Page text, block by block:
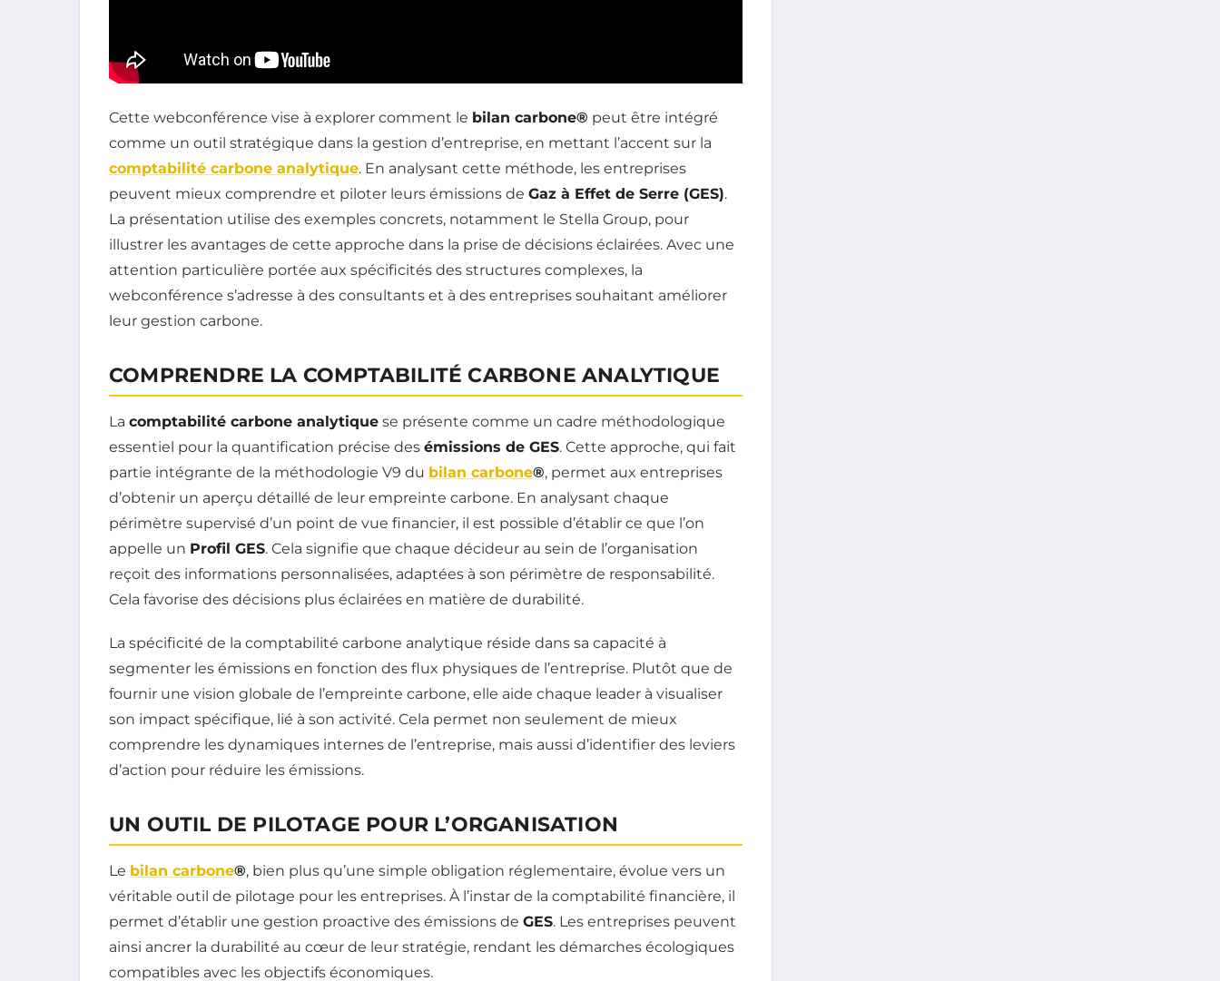
Cette webconférence vise à explorer comment le bilan carbone® peut être intégré
comme un outil stratégique dans la gestion d’entreprise, en mettant l’accent sur la
comptabilité carbone analytique. En analysant cette méthode, les entreprises
peuvent mieux comprendre et piloter leurs émissions de Gaz à Effet de Serre (GES).
La présentation utilise des exemples concrets, notamment le Stella Group, pour
illustrer les avantages de cette approche dans la prise de décisions éclairées. Avec une
attention particulière portée aux spécificités des structures complexes, la
webconférence s’adresse à des consultants et à des entreprises souhaitant améliorer
leur gestion carbone.
COMPRENDRE LA COMPTABILITÉ CARBONE ANALYTIQUE
La comptabilité carbone analytique se présente comme un cadre méthodologique
essentiel pour la quantification précise des émissions de GES. Cette approche, qui fait
partie intégrante de la méthodologie V9 du bilan carbone®, permet aux entreprises
d’obtenir un aperçu détaillé de leur empreinte carbone. En analysant chaque
périmètre supervisé d’un point de vue financier, il est possible d’établir ce que l’on
appelle un Profil GES. Cela signifie que chaque décideur au sein de l’organisation
reçoit des informations personnalisées, adaptées à son périmètre de responsabilité.
Cela favorise des décisions plus éclairées en matière de durabilité.
La spécificité de la comptabilité carbone analytique réside dans sa capacité à
segmenter les émissions en fonction des flux physiques de l’entreprise. Plutôt que de
fournir une vision globale de l’empreinte carbone, elle aide chaque leader à visualiser
son impact spécifique, lié à son activité. Cela permet non seulement de mieux
comprendre les dynamiques internes de l’entreprise, mais aussi d’identifier des leviers
d’action pour réduire les émissions.
UN OUTIL DE PILOTAGE POUR L’ORGANISATION
Le bilan carbone®, bien plus qu’une simple obligation réglementaire, évolue vers un
véritable outil de pilotage pour les entreprises. À l’instar de la comptabilité financière, il
permet d’établir une gestion proactive des émissions de GES. Les entreprises peuvent
ainsi ancrer la durabilité au cœur de leur stratégie, rendant les démarches écologiques
compatibles avec les objectifs économiques.